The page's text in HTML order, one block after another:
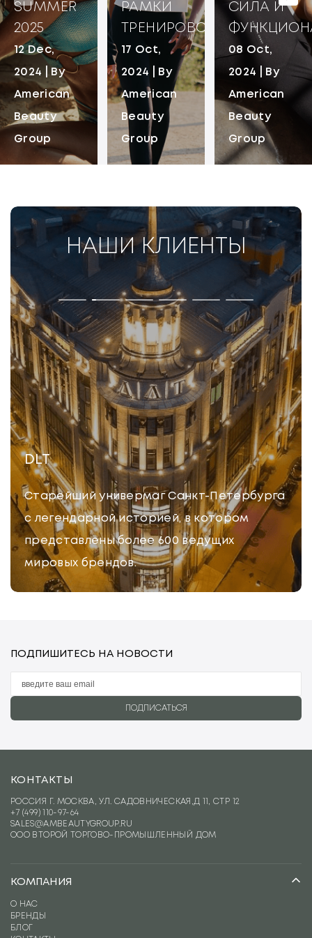
SUMMER
2025
12 Dec,
2024 | By
American
Beauty
Group
РАМКИ
ТРЕНИРОВОК
17 Oct,
2024 | By
American
Beauty
Group
СИЛА И
08 Oct,
2024 | By
American
Beauty
Group
НАШИ КЛИЕНТЫ
DLT
Старейший универмаг Санкт-Петербурга
с легендарной историей, в котором
представлены более 600 ведущих
мировых брендов.
КОНТАКТЫ
РОССИЯ Г. МОСКВА, УЛ. САДОВНИЧЕСКАЯ,Д 11, СТР 12
+7 (499) 110-97-64
SALES@AMBEAUTYGROUP.RU
ООО ВТОРОЙ ТОРГОВО-ПРОМЫШЛЕННЫЙ ДОМ
КОМПАНИЯ
О НАС
БРЕНДЫ
БЛОГ
ПОДПИШИТЕСЬ НА НОВОСТИ
ПОДПИСАТЬСЯ